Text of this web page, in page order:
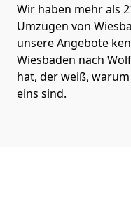
Wir haben mehr als
Umzügen von
unsere Angebote
Wiesbaden nach
hat, der weiß,
eins sind.